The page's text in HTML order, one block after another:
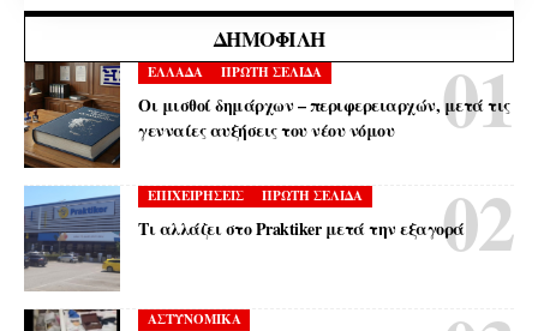
ΔΗΜΟΦΙΛΉ
ΕΛΛΑΔΑ ΠΡΩΤΗ ΣΕΛΙΔΑ
Οι μισθοί δημάρχων – περιφερειαρχών, μετά τις
γενναίες αυξήσεις του νέου νόμου
ΕΠΙΧΕΙΡΗΣΕΙΣ ΠΡΩΤΗ ΣΕΛΙΔΑ
Τι αλλάζει στο Praktiker μετά την εξαγορά
ΑΣΤΥΝΟΜΙΚΑ